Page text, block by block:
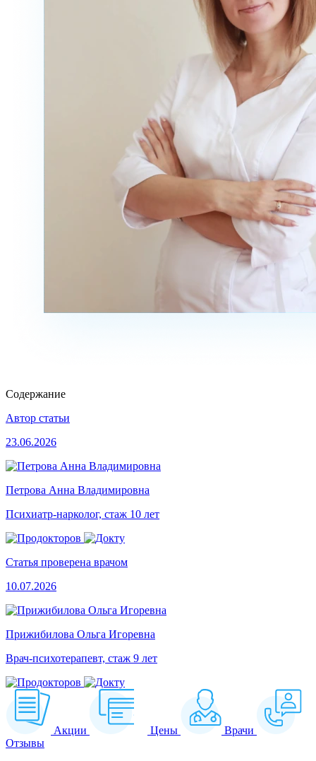
Содержание
Автор статьи
23.06.2026
Петрова Анна Владимировна
Психиатр-нарколог, стаж 10 лет
Статья проверена врачом
10.07.2026
Прижибилова Ольга Игоревна
Врач-психотерапевт, стаж 9 лет
Акции Цены
Врачи
Отзывы